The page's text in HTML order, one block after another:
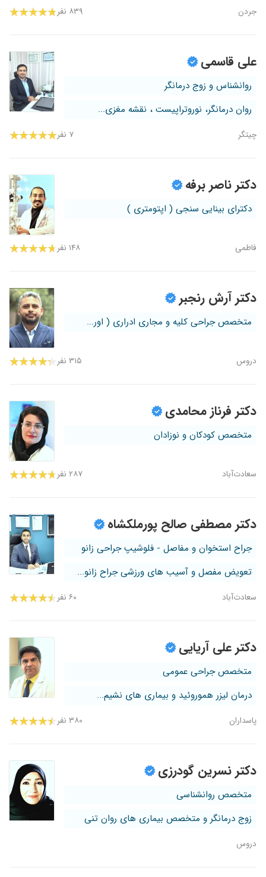
جردن ۸۳۹ نفر
علی قاسمی
روانشناس و زوج درمانگر
روان درمانگر، نوروتراپیست ، نقشه مغزی...
چیتگر ۷ نفر
دکتر ناصر برفه
دکترای بینایی سنجی ( اپتومتری )
فاطمی ۱۴۸ نفر
دکتر آرش رنجبر
متخصص جراحی کلیه و مجاری ادراری ( اور...
دروس ۳۱۵ نفر
دکتر فرناز محامدی
متخصص کودکان و نوزادان
سعادت‌آباد ۲۸۷ نفر
دکتر مصطفی صالح پورملکشاه
جراح استخوان و مفاصل - فلوشیپ جراحی زانو
تعویض مفصل و آسیب های ورزشی جراح زانو...
سعادت‌آباد ۶۰ نفر
دکتر علی آریایی
متخصص جراحی عمومی
درمان لیزر هموروئید و بیماری های نشیم...
پاسداران ۳۸۰ نفر
دکتر نسرین گودرزی
متخصص روانشناسی
زوج درمانگر و متخصص بیماری های روان تنی
دروس